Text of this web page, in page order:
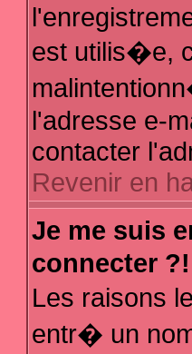
est utilis�e,
l'adresse e-
contacter
Revenir en
Je me suis
connecter ?!
Les raisons
entr� un